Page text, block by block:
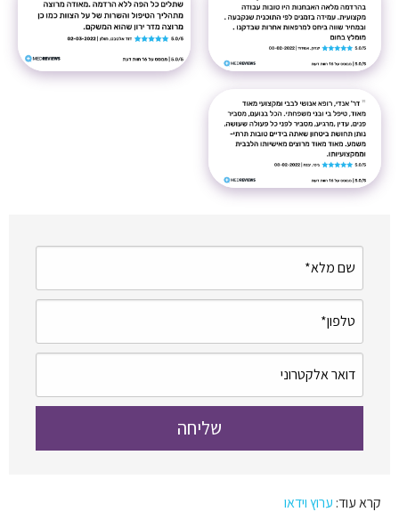
קרא עוד: ערוץ וידאו